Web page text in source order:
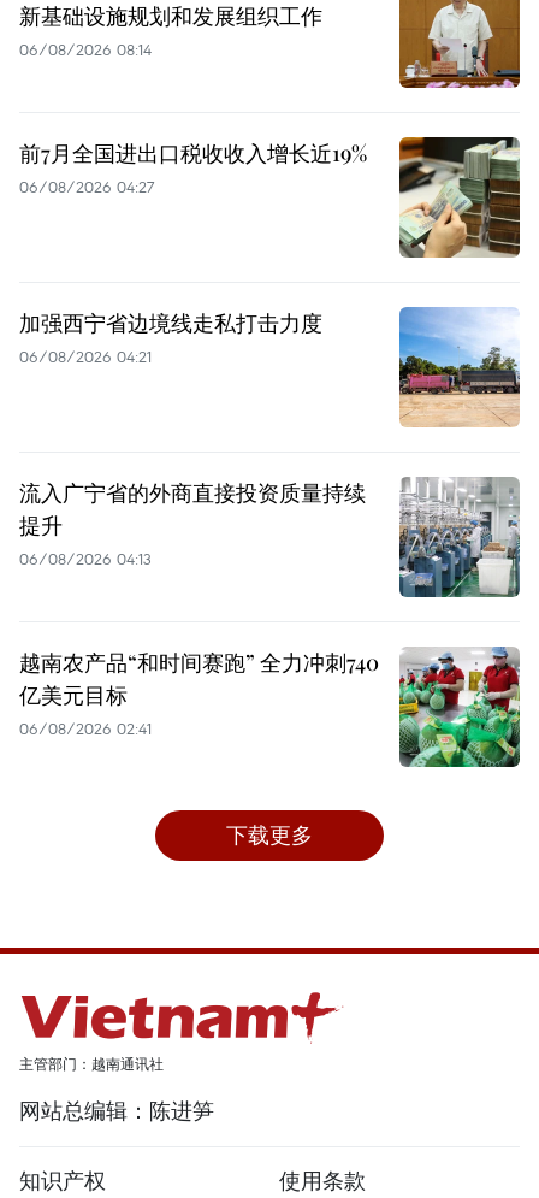
新基础设施规划和发展组织工作
06/08/2026 08:14
前7月全国进出口税收收入增长近19%
06/08/2026 04:27
加强西宁省边境线走私打击力度
06/08/2026 04:21
流入广宁省的外商直接投资质量持续
提升
06/08/2026 04:13
越南农产品“和时间赛跑” 全力冲刺740
亿美元目标
06/08/2026 02:41
下载更多
主管部门：越南通讯社
网站总编辑：陈进笋
知识产权 使用条款